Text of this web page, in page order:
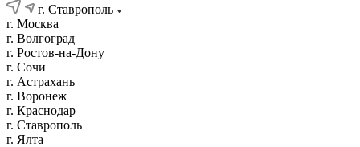
г. Ставрополь
г. Москва
г. Волгоград
г. Ростов-на-Дону
г. Сочи
г. Астрахань
г. Воронеж
г. Краснодар
г. Ставрополь
г. Ялта